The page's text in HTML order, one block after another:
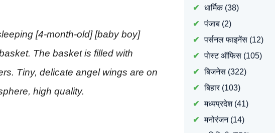
[4-month-old] [baby boy]
The basket is filled with
Tiny, delicate angel wings are on
high quality.
धार्मिक(38)
पंजाब(2)
पर्सनल फाइनेंस(12)
पोस्ट ऑफिस(105)
बिजनेस(322)
बिहार(103)
मध्यप्रदेश(41)
मनोरंजन(14)